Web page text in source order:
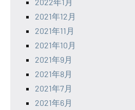
2021年12月
2021年11月
2021年10月
2021年9月
2021年8月
2021年7月
2021年6月